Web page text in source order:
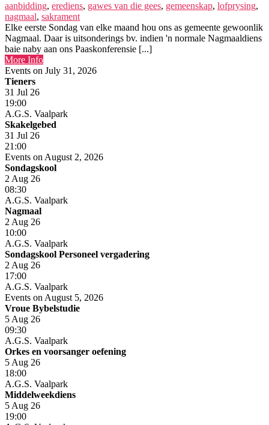
aanbidding, erediens, gawes van die gees, gemeenskap, lofprysing,
nagmaal, sakrament
Elke eerste Sondag van elke maand hou ons as gemeente gewoonlik
Nagmaal. Daar is uitsonderings bv. indien 'n normale Nagmaaldiens
baie naby aan ons Paaskonferensie [...]
More Info
Events on July 31, 2026
Tieners
31 Jul 26
19:00
A.G.S. Vaalpark
Skakelgebed
31 Jul 26
21:00
Events on August 2, 2026
Sondagskool
2 Aug 26
08:30
A.G.S. Vaalpark
Nagmaal
2 Aug 26
10:00
A.G.S. Vaalpark
Sondagskool Personeel vergadering
2 Aug 26
17:00
A.G.S. Vaalpark
Events on August 5, 2026
Vroue Bybelstudie
5 Aug 26
09:30
A.G.S. Vaalpark
Orkes en voorsanger oefening
5 Aug 26
18:00
A.G.S. Vaalpark
Middelweekdiens
5 Aug 26
19:00